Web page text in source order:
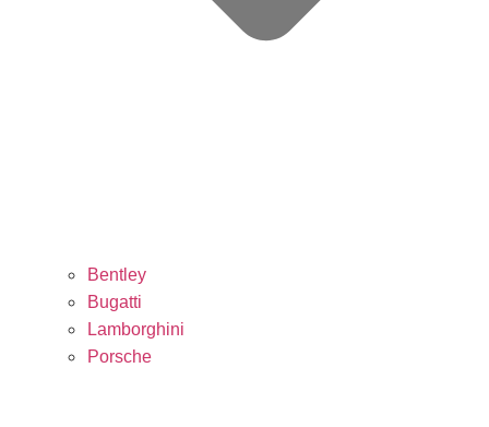
Bentley
Bugatti
Lamborghini
Porsche